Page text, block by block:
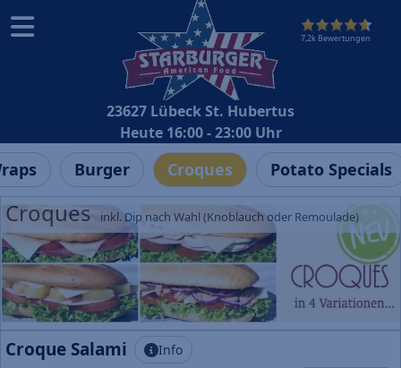
7,2k Bewertungen
23627 Lübeck St. Hubertus
Heute 16:00 - 23:00 Uhr
Burger Croques Potato Specials
Croques inkl. Dip nach Wahl (Knoblauch oder Remoulade)
Croque Salami Info